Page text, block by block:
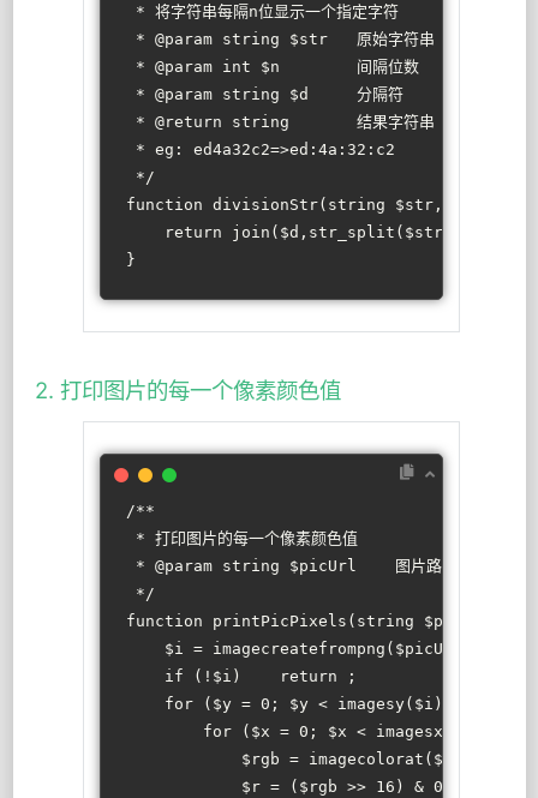
* 将字符串每隔n位显示一个指定字符
* @param string $str   原始字符串
* @param int $n        间隔位数
* @param string $d     分隔符
* @return string       结果字符串
* eg: ed4a32c2=>ed:4a:32:c2
*/
function divisionStr( string $str,
return
join ( $d , str_split ( $str
}
2. 打印图片的每一个像素颜色值
/**
* 打印图片的每一个像素颜色值
* @param string $picUrl    图片路径
*/
function
printPicPixels ( string $picUrl
$i
= imagecreatefrompng ( $picUrl
if (! $i ) return ;
for ( $y = 0 ; $y < imagesy( $i );
for ( $x = 0 ; $x < imagesx
$rgb = imagecolorat ( $i
$r = ( $rgb >> 16 ) & 0xFF